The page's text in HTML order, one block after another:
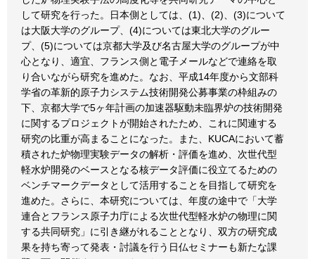
して研究を行った。日本側としては、(1)、(2)、(3)について
は大阪大学のグループ、(4)については東北大学のグルー
プ、(5)については京都大学及び名古屋大学のグループが中
心となり、適宜、フランス側と電子メールなどで連絡を取
り合いながら研究を進めた。なお、平成14年度から文部科
学省の革新的原子力システム技術開発公募事業の枠組みの
下、京都大学で5ヶ年計画の加速器駆動未臨界炉の技術開発
に関するプロジェクトが開始されたため、これに関連する
研究の比重が高まることになった。また、KUCAにおいて蓄
積された炉物理実験データの解析・評価を進め、次世代型
軽水炉開発のベースとなる核データ評価に役立てるための
ベンチマークデータとして活用することを目指して研究を
進めた。さらに、本研究については、年度の途中で「大学
連合とフランス原子力庁による次世代型軽水炉の物理に関
する共同研究」に引き継がれることとなり、双方の研究成
果を持ち寄って発表・討議を行う日仏セミナーも新たな課